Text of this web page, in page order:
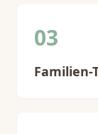
03
Familien-